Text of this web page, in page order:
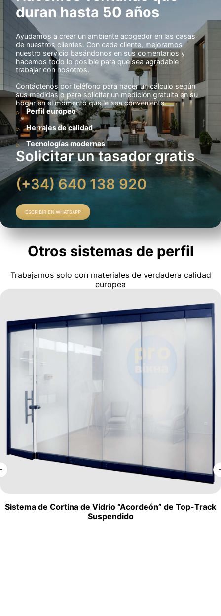
duran hasta 50 años
Ayudamos a crear un ambiente acogedor en las casas
de nuestros clientes. Con cada cliente, mejoramos
nuestro servicio basándonos en sus comentarios y
hacemos todo lo posible para que sea agradable
trabajar con nosotros.
Contáctenos por teléfono para hacer un cálculo según
sus medidas o para solicitar un medición gratuita en su
hogar en el momento que le sea conveniente.
Solicitar un tasador gratis
(+34) 640 138 920
ESCRIBIR EN WHATSAPP
Perfil europeo
Herrajes de calidad
Tecnologías modernas
Otros sistemas de perfil
Trabajamos solo con materiales de verdadera calidad
europea
Sistema de Cortina de Vidrio “Acordeón” de Top-Track
Suspendido